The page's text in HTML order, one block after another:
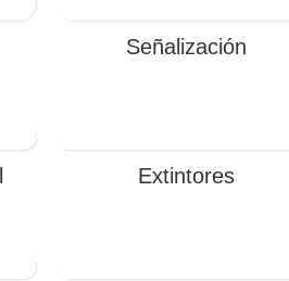
Señalización
Extintores